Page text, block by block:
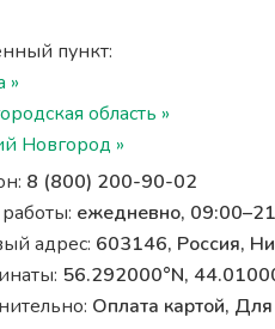
пункт:
»
область »
Новгород »
8 (800) 200-90-02
ежедневно,
адрес: 603146, Россия,
56.292000°N,
Оплата картой,